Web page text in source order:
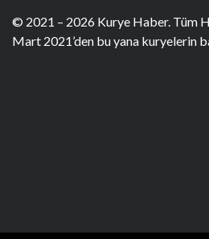
© 2021 – 2026 Kurye Haber. Tüm
Mart 2021’den bu yana kuryelerin